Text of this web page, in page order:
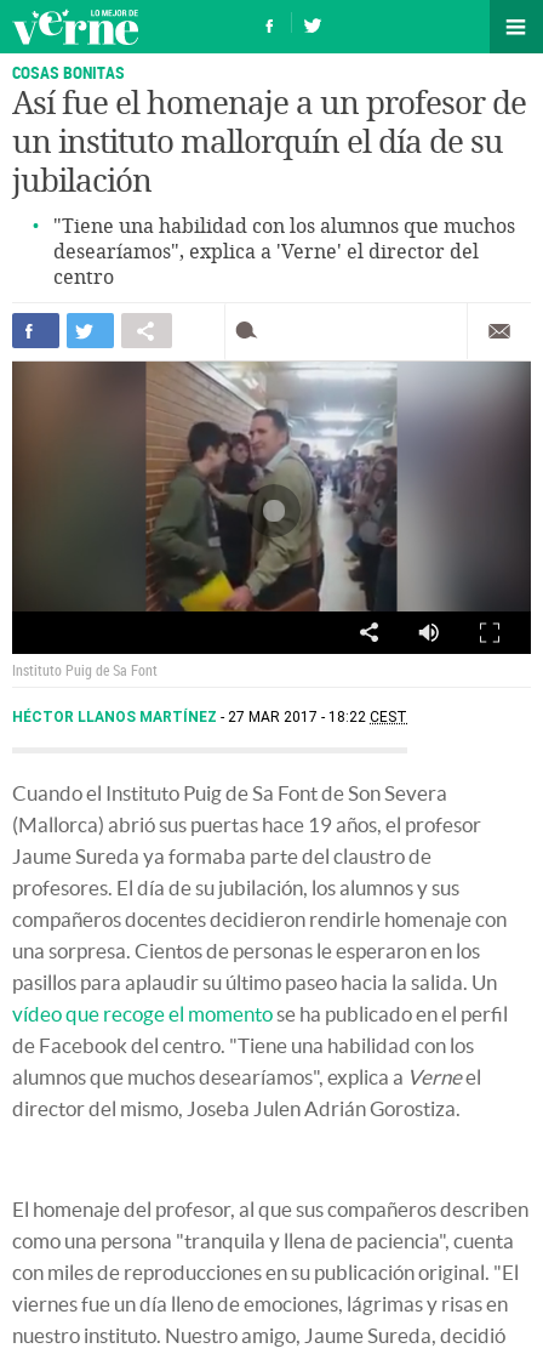
COSAS BONITAS
Así fue el homenaje a un profesor de
un instituto mallorquín el día de su
jubilación
"Tiene una habilidad con los alumnos que muchos
desearíamos", explica a 'Verne' el director del
centro
Instituto Puig de Sa Font
HÉCTOR LLANOS MARTÍNEZ 27 MAR 2017 - 18:22 CEST
Cuando el Instituto Puig de Sa Font de Son Severa
(Mallorca) abrió sus puertas hace 19 años, el profesor
Jaume Sureda ya formaba parte del claustro de
profesores. El día de su jubilación, los alumnos y sus
compañeros docentes decidieron rendirle homenaje con
una sorpresa. Cientos de personas le esperaron en los
pasillos para aplaudir su último paseo hacia la salida. Un
vídeo que recoge el momentose ha publicado en el perfil
de Facebook del centro. "Tiene una habilidad con los
alumnos que muchos desearíamos", explica a Verneel
director del mismo, Joseba Julen Adrián Gorostiza.
El homenaje del profesor, al que sus compañeros describen
como una persona "tranquila y llena de paciencia", cuenta
con miles de reproducciones en su publicación original. "El
viernes fue un día lleno de emociones, lágrimas y risas en
nuestro instituto. Nuestro amigo, Jaume Sureda, decidió